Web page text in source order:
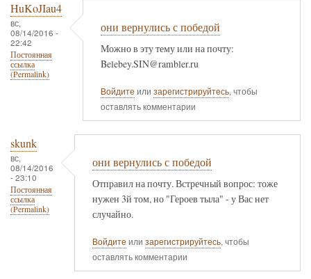
HuKoJIau4
вс,
08/14/2016 -
22:42
Постоянная
ссылка
(Permalink)
они вернулись с победой
Можно в эту тему или на почту:
Belebey.SIN@rambler.ru
Войдите или зарегистрируйтесь, чтобы
оставлять комментарии
skunk
вс,
08/14/2016
- 23:10
Постоянная
ссылка
(Permalink)
они вернулись с победой
Отправил на почту. Встречный вопрос: тоже
нужен 3й том, но "Героев тыла" - у Вас нет
случайно.
Войдите или зарегистрируйтесь, чтобы
оставлять комментарии